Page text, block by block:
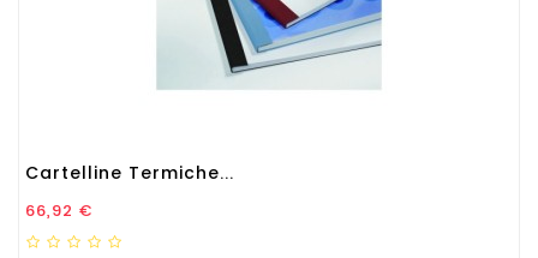
Cartelline Termiche...
Prezzo
66,92 €